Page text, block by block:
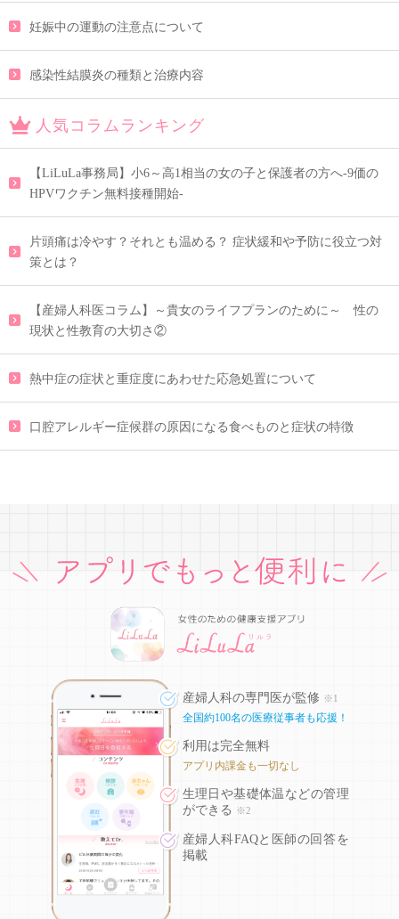
妊娠中の運動の注意点について
感染性結膜炎の種類と治療内容
人気コラムランキング
【LiLuLa事務局】小6～高1相当の女の子と保護者の方へ-9価の
HPVワクチン無料接種開始-
片頭痛は冷やす？それとも温める？ 症状緩和や予防に役立つ対
策とは？
【産婦人科医コラム】～貴女のライフプランのために～ 性の
現状と性教育の大切さ②
熱中症の症状と重症度にあわせた応急処置について
口腔アレルギー症候群の原因になる食べものと症状の特徴
産婦人科の専門医が監修 ※1
全国約100名の医療従事者も応援！
利用は完全無料
アプリ内課金も一切なし
生理日や基礎体温などの管理
ができる
※2
産婦人科FAQと医師の回答を
掲載